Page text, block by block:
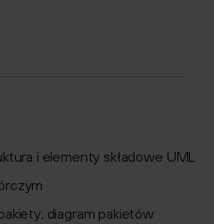
i elementy składowe UML
diagram pakietów